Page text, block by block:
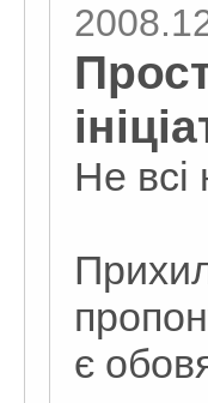
Не всі
є